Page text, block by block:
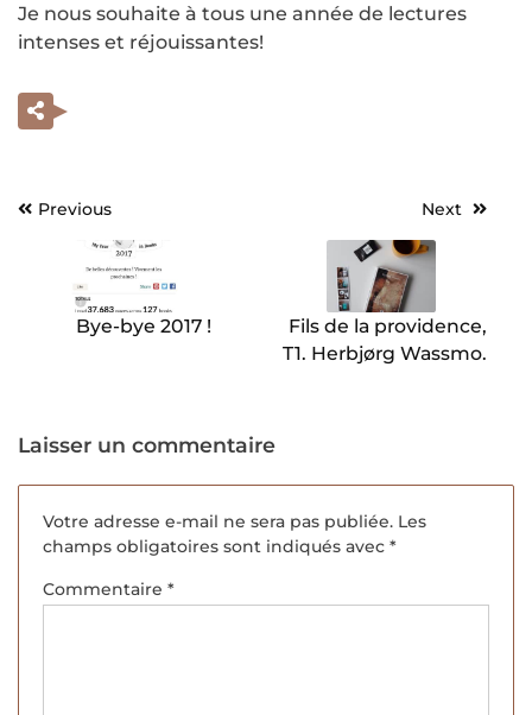
Je nous souhaite à tous une année de lectures
intenses et réjouissantes!
Navigation
l’article
Previous
Bye-bye 2017 !
Next
Fils de la providence,
T1. Herbjørg Wassmo.
Laisser un commentaire
Votre adresse e-mail ne sera pas publiée. Les
champs obligatoires sont indiqués avec *
Commentaire *